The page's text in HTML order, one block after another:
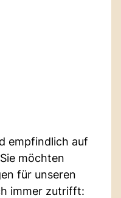
empfindlich auf
möchten
für unseren
immer zutrifft: